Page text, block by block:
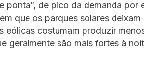
ponta”, de pico da demanda por
que os parques solares
eólicas costumam produzir
geralmente são mais fortes à